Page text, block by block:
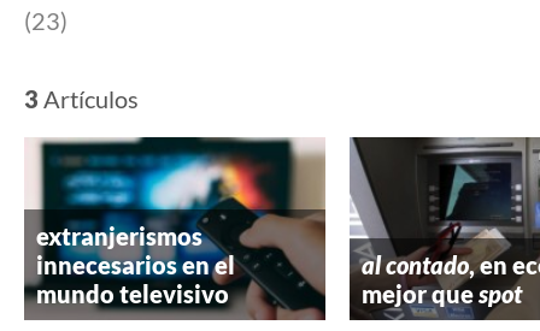
(23)
3 Artículos
extranjerismos
innecesarios en el
mundo televisivo
al contado, en
mejor quespot